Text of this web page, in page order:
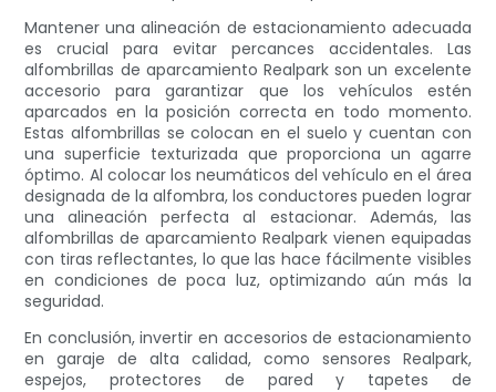
Mantener una alineación de estacionamiento adecuada
es crucial para evitar percances accidentales. Las
alfombrillas de aparcamiento Realpark son un excelente
accesorio para garantizar que los vehículos estén
aparcados en la posición correcta en todo momento.
Estas alfombrillas se colocan en el suelo y cuentan con
una superficie texturizada que proporciona un agarre
óptimo. Al colocar los neumáticos del vehículo en el área
designada de la alfombra, los conductores pueden lograr
una alineación perfecta al estacionar. Además, las
alfombrillas de aparcamiento Realpark vienen equipadas
con tiras reflectantes, lo que las hace fácilmente visibles
en condiciones de poca luz, optimizando aún más la
seguridad.
En conclusión, invertir en accesorios de estacionamiento
en garaje de alta calidad, como sensores Realpark,
espejos, protectores de pared y tapetes de